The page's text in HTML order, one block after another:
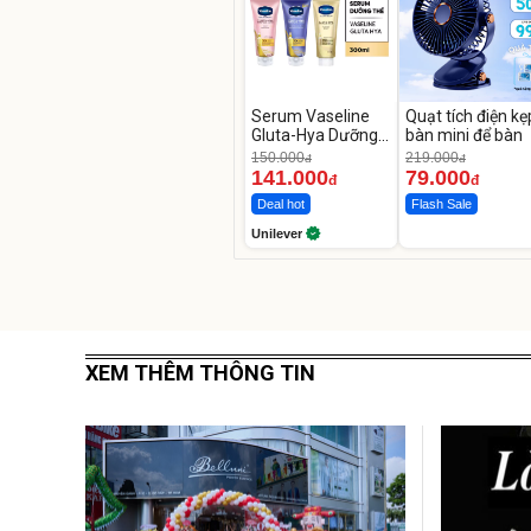
Serum Vaseline
Gluta-Hya Dưỡng
Da Sáng Mịn Sau 7
Ngày
150.000đ
141.000đ
Deal hot
Unilever
Quạt tích điện
bàn mini để bàn
219.000đ
79.000đ
Flash Sale
XEM THÊM THÔNG TIN